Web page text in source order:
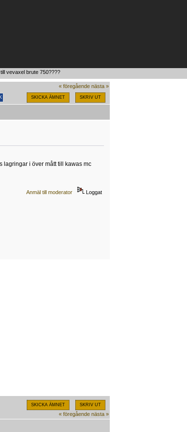
vevaxel brute 750????
« föregående nästa »
SKICKA ÄMNET SKRIV UT
lagringar i över mått till kawas mc
Anmäl till moderator Loggat
SKICKA ÄMNET SKRIV UT
« föregående nästa »